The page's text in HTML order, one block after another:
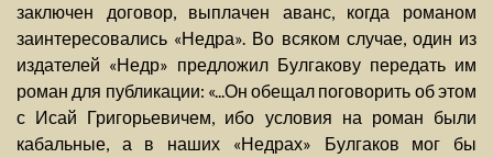
заключен договор, выплачен аванс, когда романом
заинтересовались «Недра». Во всяком случае, один из
издателей «Недр» предложил Булгакову передать им
роман для публикации: «...Он обещал поговорить об этом
с Исай Григорьевичем, ибо условия на роман были
кабальные, а в наших «Недрах» Булгаков мог бы